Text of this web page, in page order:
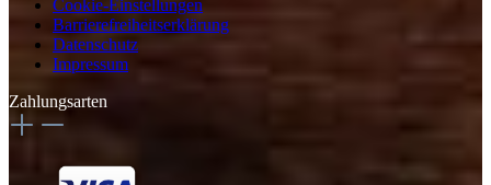
Cookie-Einstellungen
Barrierefreiheitserklärung
Datenschutz
Impressum
Zahlungsarten